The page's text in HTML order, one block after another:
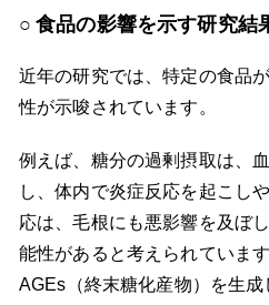
食品の影響を示す研究結
近年の研究では、特定の食品
性が示唆されています。
例えば、糖分の過剰摂取は、
し、体内で炎症反応を起こし
応は、毛根にも悪影響を及ぼ
能性があると考えられていま
AGEs（終末糖化産物）を生